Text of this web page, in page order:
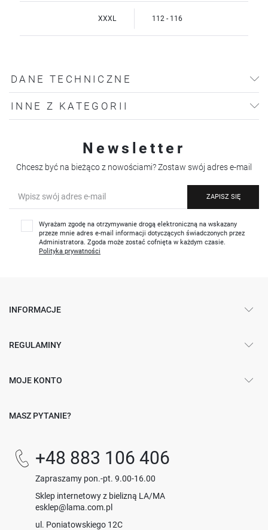
XXXL 112 - 116
DANE TECHNICZNE
INNE Z KATEGORII
Newsletter
Chcesz być na bieżąco z nowościami? Zostaw swój adres e-mail
ZAPISZ SIĘ
Wyrażam zgodę na otrzymywanie drogą elektroniczną na wskazany
przeze mnie adres e-mail informacji dotyczących świadczonych przez
Administratora. Zgoda może zostać cofnięta w każdym czasie.
Polityka prywatności
INFORMACJE
REGULAMINY
MOJE KONTO
MASZ PYTANIE?
+48 883 106 406
Zapraszamy pon.-pt. 9.00-16.00
Sklep internetowy z bielizną LA/MA
esklep@lama.com.pl
ul. Poniatowskiego 12C